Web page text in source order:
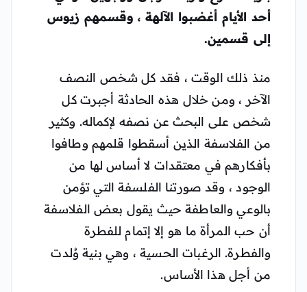
أحد الأيام أغضبوا الآلهة ، وقسمهم زيوس
إلى قسمين.
منذ ذلك الوقت ، فقد كل شخص النصف
الآخر ، ومن خلال هذه الحادثة أجبرت كل
شخص على البحث عن نصفه لإكماله. وكثير
من الفلاسفة الذين أسقطوا قلمهم وطافوا
بأفكارهم في معتقدات لا أساس لها من
الوجود ، وقد صورتنا الفلسفة التي تؤمن
بالوعي والعاطفة حيث يقول بعض الفلاسفة
أن حب المرأة ما هو إلا إتمام للفطرة
والفطرة. الرغبات الحسية ، وهي بنية وُلدت
من أجل هذا الأساس.